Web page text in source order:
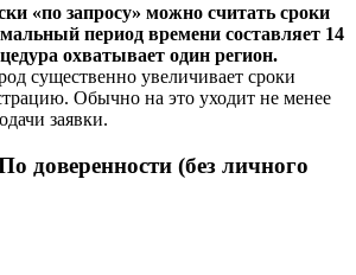
«по запросу» можно считать сроки
период времени составляет 14
охватывает один регион.
существенно увеличивает сроки
Обычно на это уходит не менее
заявки.
доверенности (без личного